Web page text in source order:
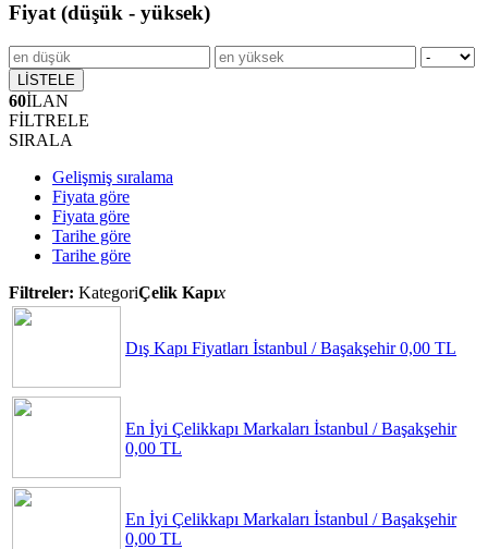
Fiyat (düşük - yüksek)
LİSTELE
60İLAN
FİLTRELE
SIRALA
Gelişmiş sıralama
Fiyata göre
Fiyata göre
Tarihe göre
Tarihe göre
Filtreler: KategoriÇelik Kapıx
Dış Kapı Fiyatları İstanbul / Başakşehir 0,00 TL
En İyi Çelikkapı Markaları İstanbul / Başakşehir
0,00 TL
En İyi Çelikkapı Markaları İstanbul / Başakşehir
0,00 TL